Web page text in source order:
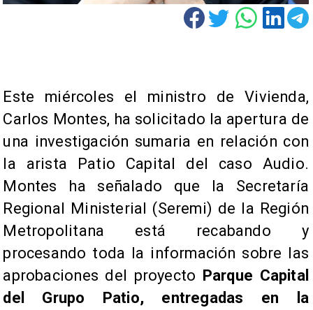
Este miércoles el ministro de Vivienda,
Carlos Montes, ha solicitado la apertura de
una investigación sumaria en relación con
la arista Patio Capital del caso Audio.
Montes ha señalado que la Secretaría
Regional Ministerial (Seremi) de la Región
Metropolitana está recabando y
procesando toda la información sobre las
aprobaciones del proyecto Parque Capital
del Grupo Patio, entregadas en la